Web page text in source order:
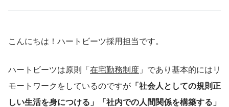
こんにちは！ハートビーツ採用担当です。
ハートビーツは原則「在宅勤務制度 」であり基本的にはリ
モートワークをしているのですが 「社会人としての規則正
しい生活を身につける」「社内での人間関係を構築する」